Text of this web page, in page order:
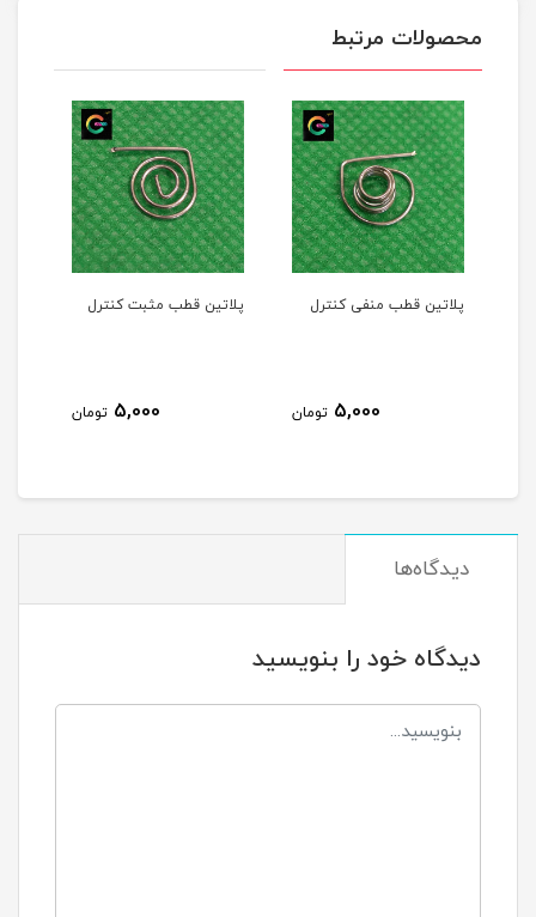
محصولات مرتبط
پلاتین قطب منفی کنترل
5,000 تومان
پلاتین قطب مثبت کنترل
5,000 تومان
دیدگاه‌ها
دیدگاه خود را بنویسید